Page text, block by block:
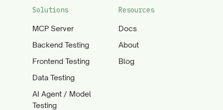
Solutions
MCP Server
Backend Testing
Frontend Testing
Data Testing
AI Agent / Model
Testing
Resources
Docs
About
Blog